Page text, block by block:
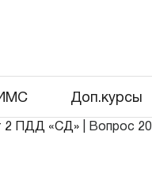
Доп.курсы
2 ПДД «СД» Вопрос 20